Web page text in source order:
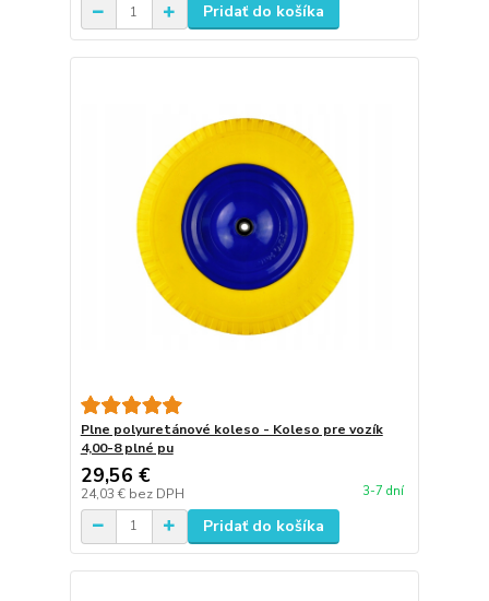
Pridať do košíka
Plne polyuretánové koleso - Koleso pre vozík
4,00-8 plné pu
29,56 €
24,03 € bez DPH 3-7 dní
Pridať do košíka